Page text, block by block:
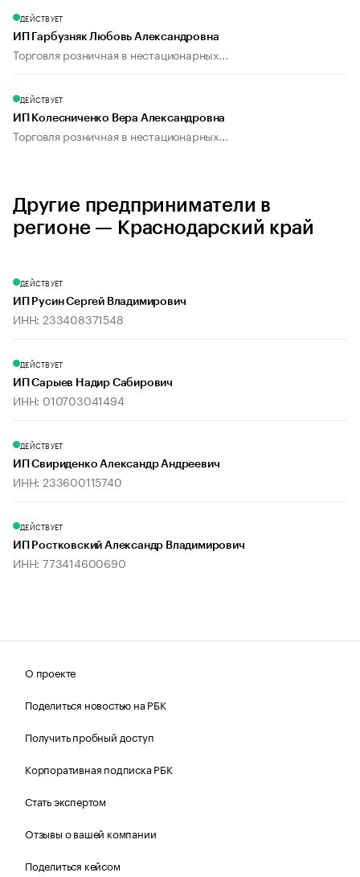
ДЕЙСТВУЕТ
ИП Гарбузняк Любовь Александровна
Торговля розничная в нестационарных...
ДЕЙСТВУЕТ
ИП Колесниченко Вера Александровна
Торговля розничная в нестационарных...
Другие предприниматели в
регионе — Краснодарский край
ДЕЙСТВУЕТ
ИП Русин Сергей Владимирович
ИНН: 233408371548
ДЕЙСТВУЕТ
ИП Сарыев Надир Сабирович
ИНН: 010703041494
ДЕЙСТВУЕТ
ИП Свириденко Александр Андреевич
ИНН: 233600115740
ДЕЙСТВУЕТ
ИП Ростковский Александр Владимирович
ИНН: 773414600690
О проекте
Поделиться новостью на РБК
Получить пробный доступ
Корпоративная подписка РБК
Стать экспертом
Отзывы о вашей компании
Поделиться кейсом